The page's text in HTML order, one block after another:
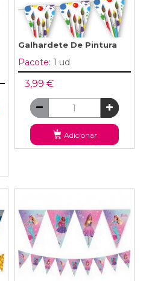
Galhardete De Pintura
Pacote: 1 ud
3,99 €
Adicionar